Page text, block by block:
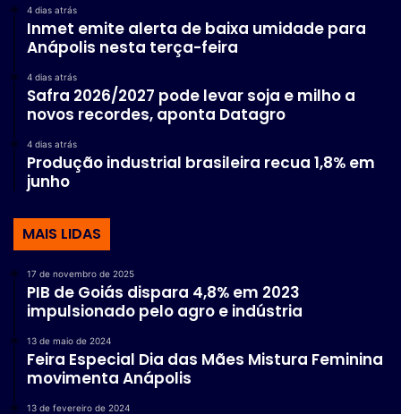
4 dias atrás
Inmet emite alerta de baixa umidade para
Anápolis nesta terça-feira
4 dias atrás
Safra 2026/2027 pode levar soja e milho a
novos recordes, aponta Datagro
4 dias atrás
Produção industrial brasileira recua 1,8% em
junho
MAIS LIDAS
17 de novembro de 2025
PIB de Goiás dispara 4,8% em 2023
impulsionado pelo agro e indústria
13 de maio de 2024
Feira Especial Dia das Mães Mistura Feminina
movimenta Anápolis
13 de fevereiro de 2024